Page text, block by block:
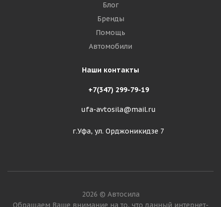
Блог
Бренды
Помощь
Автомобили
Наши контакты
+7(347) 299-79-19
ufa-avtosila@mail.ru
г.Уфа, ул. Орджоникидзе 7
2026 © Автосила
Обращаем Ваше внимание на то, что данный интернет-